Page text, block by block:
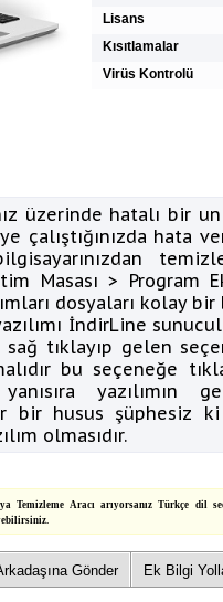
Lisans
Kısıtlamalar
Virüs Kontrolü
üzerinde hatalı bir
çalıştığınızda hata
Masası > Program
dosyaları kolay
İndirLine
sağ tıklayıp gelen
bu seçeneğe
yazılımın
bir husus şüphesiz
olmasıdır.
Temizleme Aracı arıyorsanız Türkçe dil
Gönder Ek Bilgi